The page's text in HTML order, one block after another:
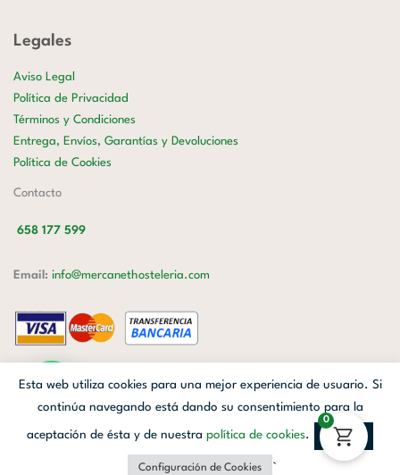
Legales
Aviso Legal
Política de Privacidad
Términos y Condiciones
Entrega, Envíos, Garantías y Devoluciones
Política de Cookies
Contacto
658 177 599
Email: info@mercanethosteleria.com
Mercanet © 2026.| Diseñado porAvanzada Digital| Webmaster
Facebook Linkedin Instagram
Esta web utiliza cookies para una mejor experiencia de usuario. Si
continúa navegando está dando su consentimiento para la
aceptación de ésta y de nuestra política de cookies. Aceptar
Configuración de Cookies `
0